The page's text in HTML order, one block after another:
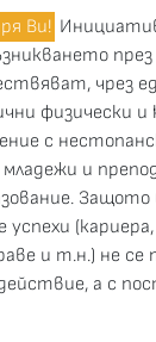
Ви!
през
чрез
физически и
с
младежи и
успехи
и т.н.) не се
а с